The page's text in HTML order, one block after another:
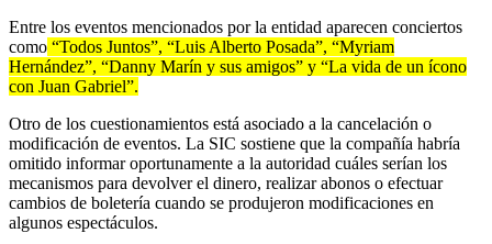
Entre los eventos mencionados por la entidad aparecen conciertos
como “Todos Juntos”, “Luis Alberto Posada”, “Myriam
Hernández”, “Danny Marín y sus amigos” y “La vida de un ícono
con Juan Gabriel”.
Otro de los cuestionamientos está asociado a la cancelación o
modificación de eventos. La SIC sostiene que la compañía habría
omitido informar oportunamente a la autoridad cuáles serían los
mecanismos para devolver el dinero, realizar abonos o efectuar
cambios de boletería cuando se produjeron modificaciones en
algunos espectáculos.